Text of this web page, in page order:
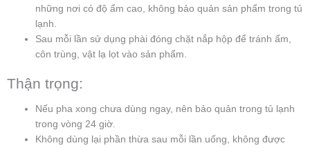
những nơi có độ ẩm cao, không bảo quản sản phẩm trong tủ
lạnh.
Sau mỗi lần sử dụng phài đóng chặt nắp hộp để tránh ẩm,
côn trùng, vật lạ lọt vào sản phẩm.
Thận trọng:
Nếu pha xong chưa dùng ngay, nên bảo quản trong tủ lạnh
trong vòng 24 giờ.
Không dùng lại phần thừa sau mỗi lần uống, không được